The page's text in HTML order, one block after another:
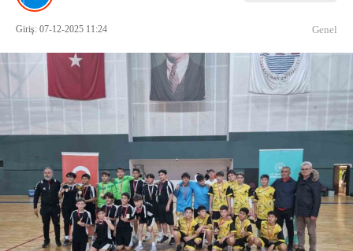
Giriş: 07-12-2025 11:24 Genel